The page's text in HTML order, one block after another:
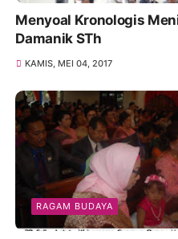
Menyoal Kronologis
Damanik STh
KAMIS, MEI 04, 2017
RAGAM BUDAYA